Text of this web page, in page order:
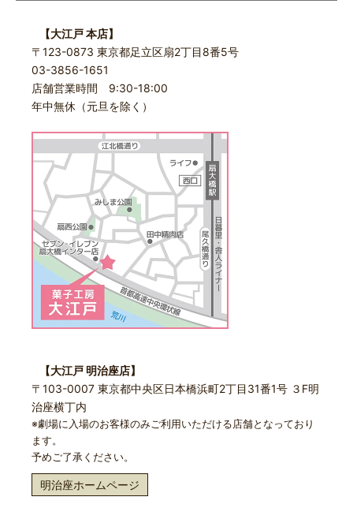
【大江戸 本店】
〒123-0873 東京都足立区扇2丁目8番5号
03-3856-1651
店舗営業時間 9:30-18:00
年中無休（元旦を除く）
【大江戸 明治座店】
〒103-0007 東京都中央区日本橋浜町2丁目31番1号 ３F明
治座横丁内
※劇場に入場のお客様のみご利用いただける店舗となっており
ます。
予めご了承ください。
明治座ホームページ